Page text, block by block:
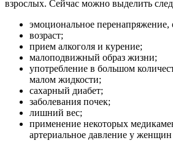
взрослых. Сейчас можно выделить
эмоциональное перенапряжение,
возраст;
прием алкоголя и курение;
малоподвижный образ жизни;
употребление в большом
малом жидкости;
сахарный диабет;
заболевания почек;
лишний вес;
применение некоторых
артериальное давление у